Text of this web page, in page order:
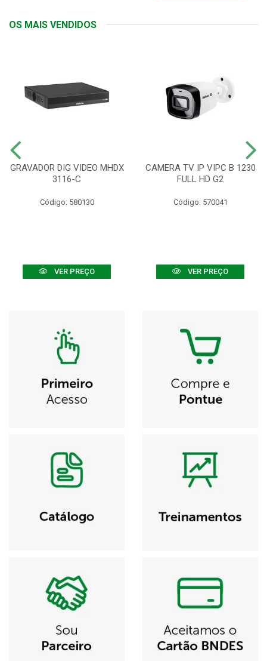
OS MAIS VENDIDOS
GRAVADOR DIG VIDEO MHDX
3116-C
Código: 580130
VER PREÇO
CAMERA TV IP VIPC B 1230
FULL HD G2
Código: 570041
VER PREÇO